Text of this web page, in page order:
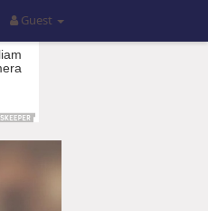
Guest